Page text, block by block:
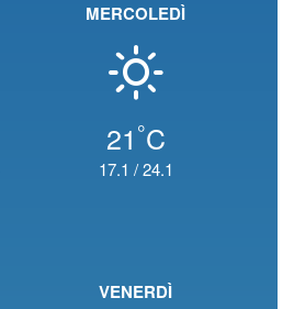
MERCOLEDÌ
21 °C
17.1 /24.1
VENERDÌ